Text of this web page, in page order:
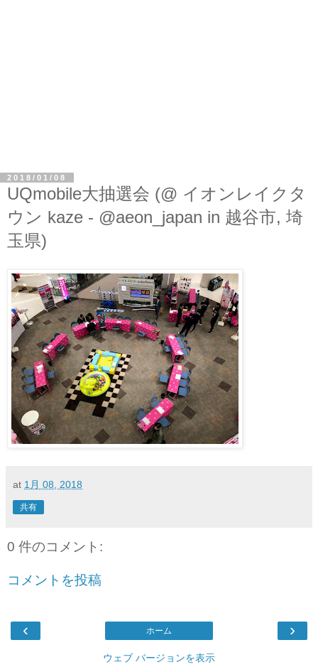
2018/01/08
UQmobile大抽選会 (@ イオンレイクタ
ウン kaze - @aeon_japan in 越谷市, 埼
玉県)
at 1月 08, 2018
共有
0 件のコメント:
コメントを投稿
‹ ›
ホーム
ウェブ バージョンを表示